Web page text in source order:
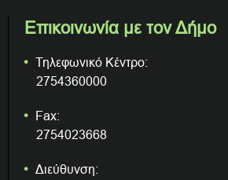
Επικοινωνία με τον Δήμο
Τηλεφωνικό Κέντρο:
2754360000
Fax:
2754023668
Διεύθυνση: